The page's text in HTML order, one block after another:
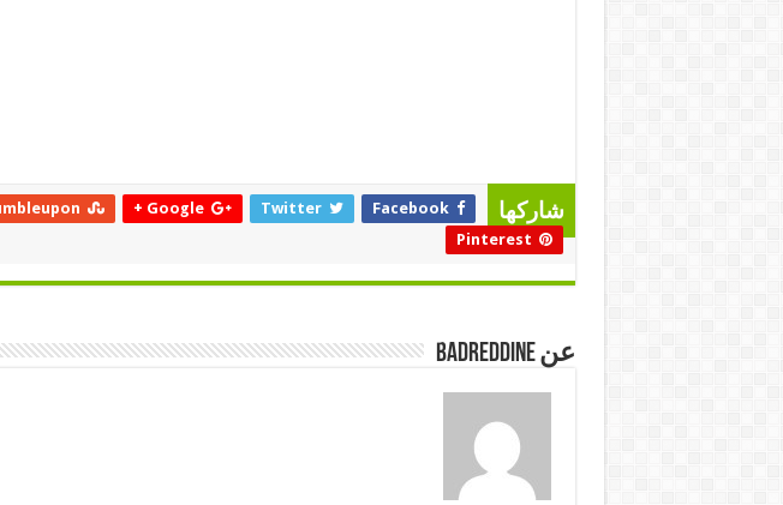
شاركها Facebook
Twitter
Google +
Pinterest
عن badreddine